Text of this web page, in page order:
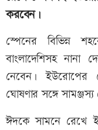
করবেন।
স্পেনের বিভিন্ন
বাংলাদেশিসহ
নেবেন। ইউরোপের
ঘোষণার সঙ্গে
ঈদকে সামনে রেখে